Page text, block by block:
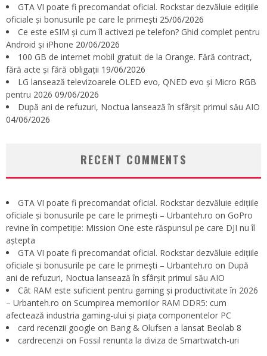
GTA VI poate fi precomandat oficial. Rockstar dezvăluie edițiile
oficiale și bonusurile pe care le primești 25/06/2026
Ce este eSIM și cum îl activezi pe telefon? Ghid complet pentru
Android și iPhone 20/06/2026
100 GB de internet mobil gratuit de la Orange. Fără contract,
fără acte și fără obligații 19/06/2026
LG lansează televizoarele OLED evo, QNED evo și Micro RGB
pentru 2026 09/06/2026
După ani de refuzuri, Noctua lansează în sfârșit primul său AIO
04/06/2026
RECENT COMMENTS
GTA VI poate fi precomandat oficial. Rockstar dezvăluie edițiile
oficiale și bonusurile pe care le primești – Urbanteh.ro on GoPro
revine în competiție: Mission One este răspunsul pe care DJI nu îl
aștepta
GTA VI poate fi precomandat oficial. Rockstar dezvăluie edițiile
oficiale și bonusurile pe care le primești – Urbanteh.ro on După
ani de refuzuri, Noctua lansează în sfârșit primul său AIO
Cât RAM este suficient pentru gaming și productivitate în 2026
– Urbanteh.ro on Scumpirea memoriilor RAM DDR5: cum
afectează industria gaming-ului și piața componentelor PC
card recenzii google on Bang & Olufsen a lansat Beolab 8
cardrecenzii on Fossil renunta la diviza de Smartwatch-uri